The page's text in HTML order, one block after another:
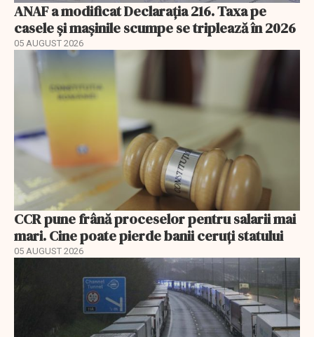
ANAF a modificat Declarația 216. Taxa pe
casele și mașinile scumpe se triplează în 2026
05 AUGUST 2026
CCR pune frână proceselor pentru salarii mai
mari. Cine poate pierde banii ceruți statului
05 AUGUST 2026